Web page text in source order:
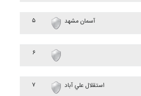
۵ آسمان مشهد
۶
۷ استقلال علي آباد